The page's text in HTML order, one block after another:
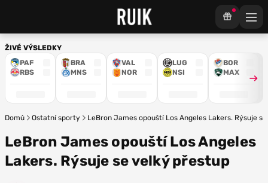
ŽIVÉ VÝSLEDKY
PAF
RBS
BRA
MNS
VAL
NOR
LUG
NSI
BOR
MAX
Domů Ostatní sporty LeBron James opouští Los Angeles Lakers. Rýsuje
LeBron James opouští Los Angeles
Lakers. Rýsuje se velký přestup